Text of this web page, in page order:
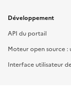
Développement
API du portail
Moteur open source :
Interface utilisateur